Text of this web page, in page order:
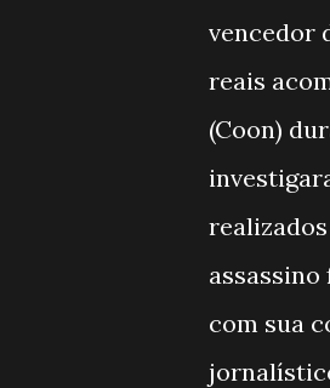
vencedor
reais
(Coon)
com sua